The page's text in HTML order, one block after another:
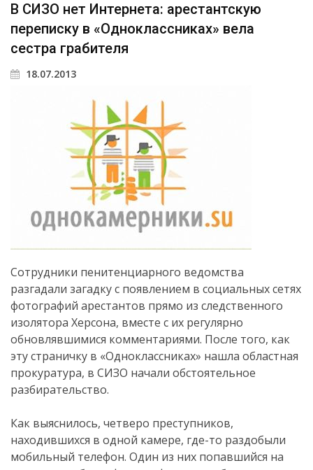
В СИЗО нет Интернета: арестантскую
переписку в «Одноклассниках» вела
сестра грабителя
18.07.2013
Сотрудники пенитенциарного ведомства
разгадали загадку с появлением в социальных сетях
фотографий арестантов прямо из следственного
изолятора Херсона, вместе с их регулярно
обновлявшимися комментариями. После того, как
эту страничку в «Одноклассниках» нашла областная
прокуратура, в СИЗО начали обстоятельное
разбирательство.
Как выяснилось, четверо преступников,
находившихся в одной камере, где-то раздобыли
мобильный телефон. Один из них попавшийся на